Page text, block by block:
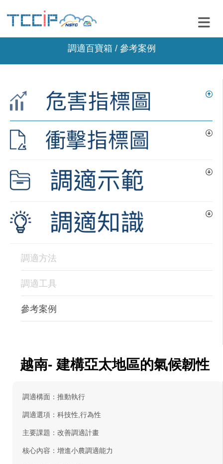
調適百寶箱 / 參考案例
調適方法
調適工具
參考案例
越南- 建構亞太地區的氣候韌性
調適構面：推動執行
調適選項：科技性,行為性
主要課題：改善調適計畫
核心內容：增進小農調適能力